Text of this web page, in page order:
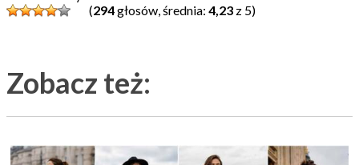
(294głosów, średnia: 4,23 z 5)
Zobacz też: